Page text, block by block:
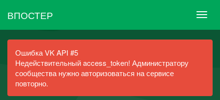
ВПОСТЕР
Ошибка VK API #5
Недействительный access_token! Администратору
сообщества нужно авторизоваться на сервисе
повторно.